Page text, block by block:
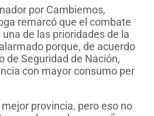
por Cambiemos,
remarcó que el combate
de las prioridades de la
porque, de acuerdo
de Seguridad de Nación,
con mayor consumo per
provincia, pero eso no